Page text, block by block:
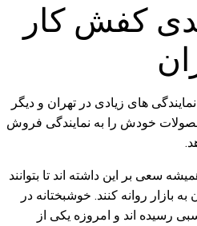
کفش کار
های زیادی در تهران و دیگر
خودش را به نمایندگی فروش
سعی بر این داشته اند تا بتوانند
بازار روانه کنند. خوشبختانه در
رسیده اند و امروزه یکی از